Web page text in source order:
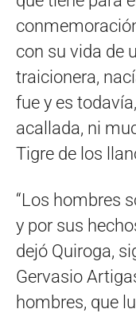
con su vida de
traicionera,
fue y es
acallada, ni
Tigre de los
“Los hombres
y por sus
dejó Quiroga,
Gervasio
hombres, que